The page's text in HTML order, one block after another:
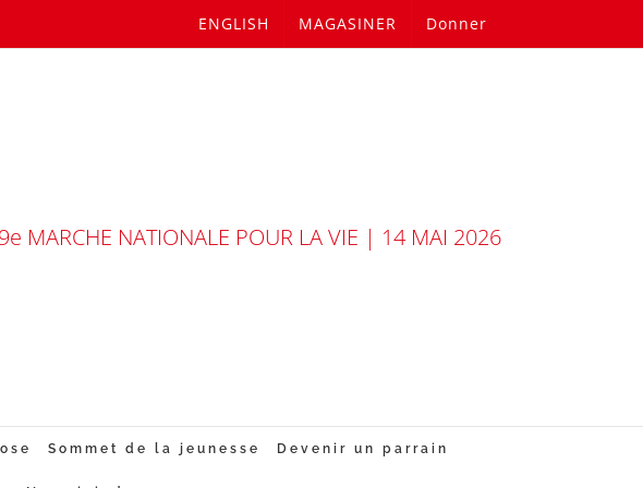
ENGLISH MAGASINER Donner
MARCHE NATIONALE POUR LA VIE | 14 MAI 2026
Sommet de la jeunesse Devenir un parrain